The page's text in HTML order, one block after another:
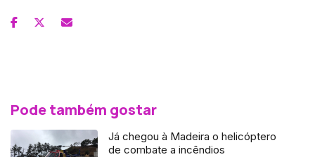
Pode também gostar
Já chegou à Madeira o helicóptero
de combate a incêndios